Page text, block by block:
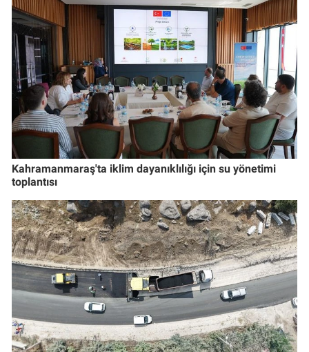
Kahramanmaraş'ta iklim dayanıklılığı için su yönetimi
toplantısı